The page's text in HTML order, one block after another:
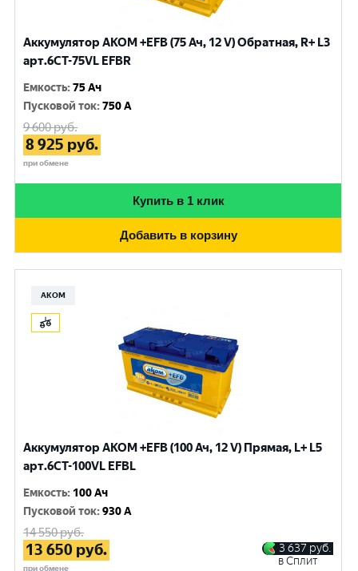
Аккумулятор AKOM +EFB (75 Ач, 12 V) Обратная, R+ L3
арт.6СТ-75VL EFBR
Емкость:75 Ач
Пусковой ток:750 A
9 600руб.
8 925 руб.
при обмене
Купить в 1 клик
Добавить в корзину
АКОМ
Аккумулятор AKOM +EFB (100 Ач, 12 V) Прямая, L+ L5
арт.6СТ-100VL EFBL
Емкость: 100 Ач
Пусковой ток:930 A
14 550руб.
13 650 руб.
при обмене
3 637 руб.
в Сплит